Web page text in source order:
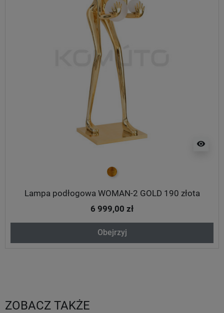
visibility
złoty
Lampa podłogowa WOMAN-2 GOLD 190 złota
6 999,00 zł
Obejrzyj
ZOBACZ TAKŻE